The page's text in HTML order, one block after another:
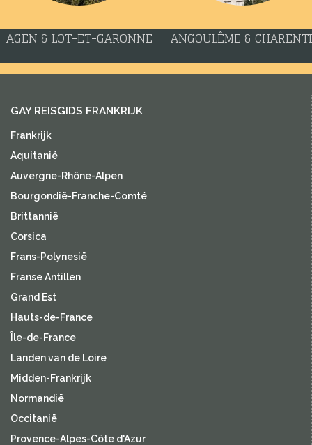
AGEN & LOT-ET-GARONNE ANGOULÊME &
GAY REISGIDS FRANKRIJK
Frankrijk
Aquitanië
Auvergne-Rhône-Alpen
Bourgondië-Franche-Comté
Brittannië
Corsica
Frans-Polynesië
Franse Antillen
Grand Est
Hauts-de-France
Île-de-France
Landen van de Loire
Midden-Frankrijk
Normandië
Occitanië
Provence-Alpes-Côte d'Azur